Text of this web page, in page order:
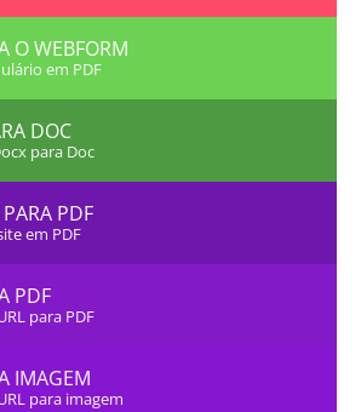
O WEBFORM
em PDF
DOC
para Doc
PDF
em PDF
PDF
para PDF
IMAGEM
para imagem